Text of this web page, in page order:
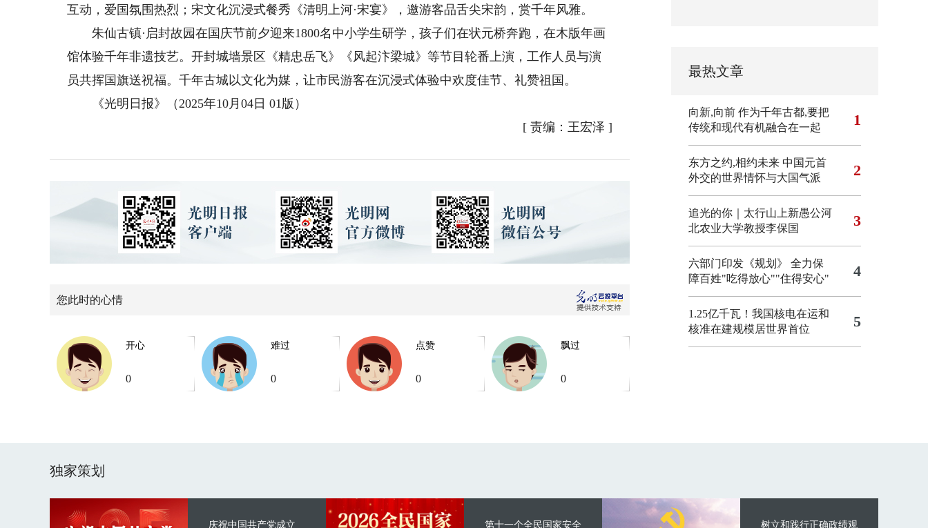
互动，爱国氛围热烈；宋文化沉浸式餐秀《清明上河·宋宴》，邀游客品舌尖宋韵，赏千年风雅。
朱仙古镇·启封故园在国庆节前夕迎来1800名中小学生研学，孩子们在状元桥奔跑，在木版年画
馆体验千年非遗技艺。开封城墙景区《精忠岳飞》《风起汴梁城》等节目轮番上演，工作人员与演
员共挥国旗送祝福。千年古城以文化为媒，让市民游客在沉浸式体验中欢度佳节、礼赞祖国。
《光明日报》（2025年10月04日 01版）
[ 责编：王宏泽 ]
您此时的心情
开心
0
难过
0
点赞
0
飘过
0
最热文章
向新,向前 作为千年古都,要把
传统和现代有机融合在一起
1
东方之约,相约未来 中国元首
外交的世界情怀与大国气派
2
追光的你｜太行山上新愚公河
北农业大学教授李保国
3
六部门印发《规划》 全力保
障百姓"吃得放心""住得安心"
4
1.25亿千瓦！我国核电在运和
核准在建规模居世界首位
5
独家策划
庆祝中国共产党成立
第十一个全民国家安全
树立和践行正确政绩观